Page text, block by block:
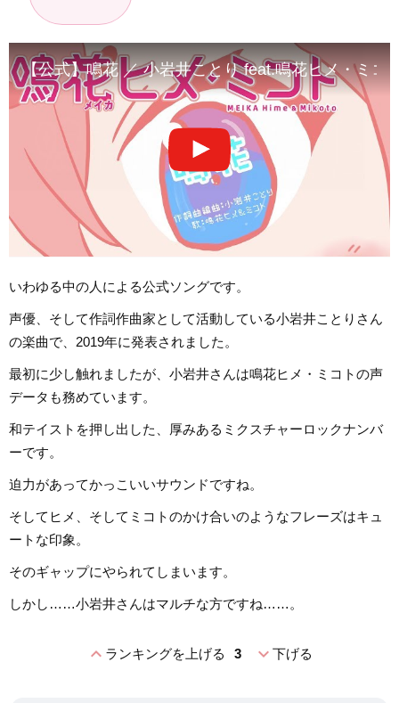
【公式】鳴花 ／ 小岩井ことり feat.鳴花ヒメ・ミコ
いわゆる中の人による公式ソングです。
声優、そして作詞作曲家として活動している小岩井ことりさん
の楽曲で、2019年に発表されました。
最初に少し触れましたが、小岩井さんは鳴花ヒメ・ミコトの声
データも務めています。
和テイストを押し出した、厚みあるミクスチャーロックナンバ
ーです。
迫力があってかっこいいサウンドですね。
そしてヒメ、そしてミコトのかけ合いのようなフレーズはキュ
ートな印象。
そのギャップにやられてしまいます。
しかし……小岩井さんはマルチな方ですね……。
expand_lessランキングを上げる 3 expand_more下げる